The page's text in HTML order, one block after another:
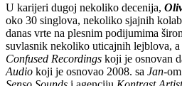
U karijeri dugoj nekoliko decenija,
oko 30 singlova, nekoliko sjajnih
danas vrte na plesnim podijumima
suvlasnik nekoliko uticajnih lejblova, a
Confused Recordings koji je osnovan
Audio koji je osnovao 2008. sa Jan-om